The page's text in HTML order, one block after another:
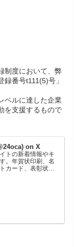
制度において、弊
番号t111(5)号」
ベルに達した企業
を支援するもので
on X
トの新着情報やキ
。年賀状印刷、名
カード、表彰状印